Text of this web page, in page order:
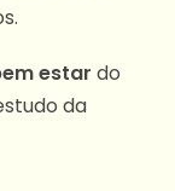
estar do
da